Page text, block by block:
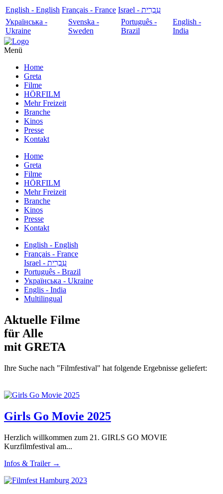
English - English Français - France
עִבְרִית - Israel
Українська -
Ukraine
Svenska -
Sweden
Português -
Brazil
English -
India
Menü
Home
Greta
Filme
HÖRFILM
Mehr Freizeit
Branche
Kinos
Presse
Kontakt
Home
Greta
Filme
HÖRFILM
Mehr Freizeit
Branche
Kinos
Presse
Kontakt
English - English
Français - France
עִבְרִית - Israel
Português - Brazil
Українська - Ukraine
Englis - India
Multilingual
Aktuelle Filme
für Alle
mit GRETA
Ihre Suche nach "Filmfestival" hat folgende Ergebnisse geliefert:
Girls Go Movie 2025
Herzlich willkommen zum 21. GIRLS GO MOVIE
Kurzfilmfestival am...
Infos & Trailer →